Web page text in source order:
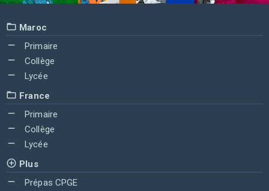
Maroc
Primaire
Collège
Lycée
France
Primaire
Collège
Lycée
Plus
Prépas CPGE